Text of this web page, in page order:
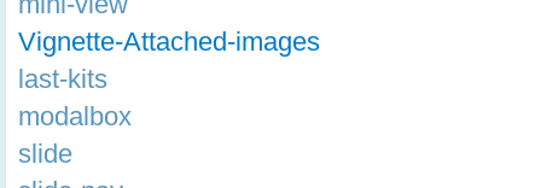
Vignette-Attached-images
last-kits
modalbox
slide